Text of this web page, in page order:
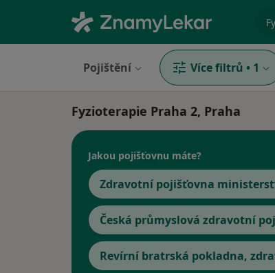
Pojištění Více filtrů • 1
Fyzioterapie Praha 2, Praha
Jakou pojišťovnu máte?
Zdravotní pojišťovna
Česká průmyslová zdravotní
Revírní bratrská pokladna,